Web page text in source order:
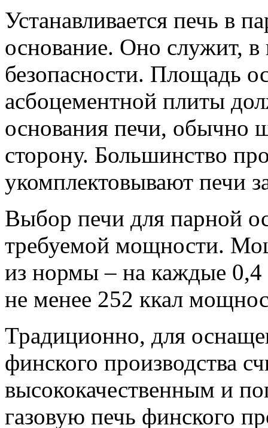
Устанавливается печь в
основание. Оно служит,
безопасности. Площадь
асбоцементной плиты
основания печи, обычно
сторону. Большинство
укомплектовывают печи
Выбор печи для парной
требуемой мощности.
из нормы – на каждые
не менее 252 ккал
Традиционно, для
финского производства
высококачественным и
газовую печь финского